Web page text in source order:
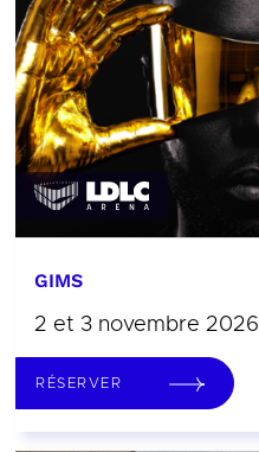
GIMS
2 et 3 novembre 2026
RÉSERVER